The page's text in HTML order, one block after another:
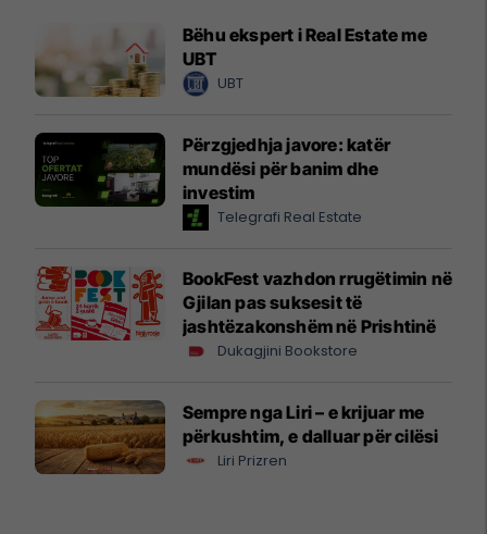
Bëhu ekspert i Real Estate me
UBT
UBT
Përzgjedhja javore: katër
mundësi për banim dhe
investim
Telegrafi Real Estate
BookFest vazhdon rrugëtimin në
Gjilan pas suksesit të
jashtëzakonshëm në Prishtinë
Dukagjini Bookstore
Sempre nga Liri – e krijuar me
përkushtim, e dalluar për cilësi
Liri Prizren